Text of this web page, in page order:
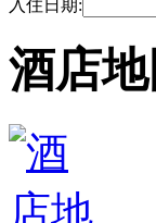
入住日期:
酒店地